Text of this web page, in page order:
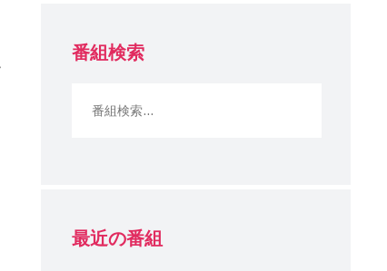
番組検索
最近の番組